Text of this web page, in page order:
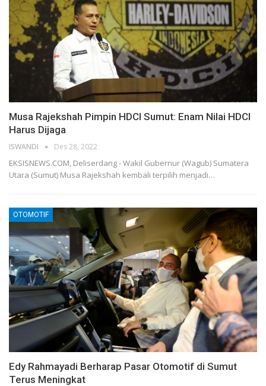
Musa Rajekshah Pimpin HDCI Sumut: Enam Nilai HDCI
Harus Dijaga
ISWANDI Des 28, 2022
EKSISNEWS.COM, Deliserdang - Wakil Gubernur (Wagub) Sumatera
Utara (Sumut) Musa Rajekshah kembali terpilih menjadi…
OTOMOTIF
Edy Rahmayadi Berharap Pasar Otomotif di Sumut
Terus Meningkat